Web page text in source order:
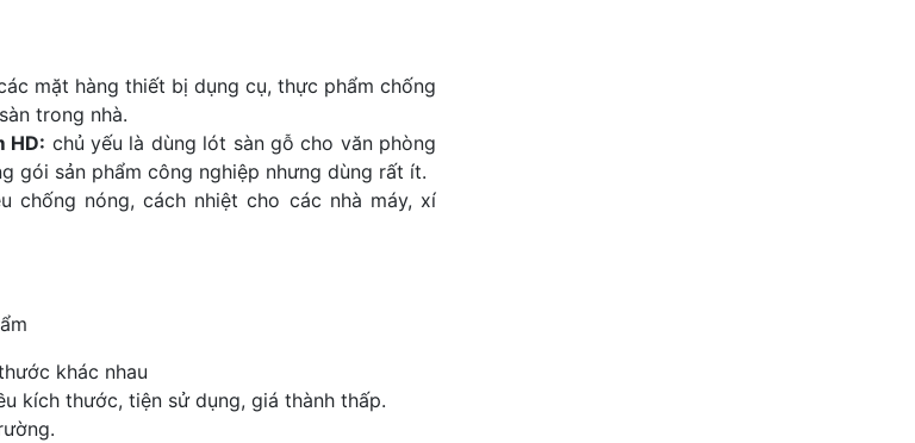
mặt hàng thiết bị dụng cụ, thực phẩm chống
trong nhà.
HD: chủ yếu là dùng lót sàn gỗ cho văn phòng
gói sản phẩm công nghiệp nhưng dùng rất ít.
chống nóng, cách nhiệt cho các nhà máy, xí
khác nhau
kích thước, tiện sử dụng, giá thành thấp.